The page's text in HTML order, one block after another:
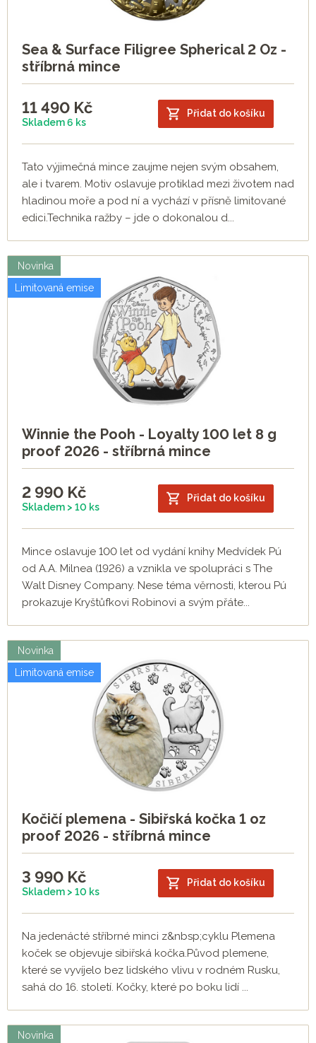
Sea & Surface Filigree Spherical 2 Oz -
stříbrná mince
11 490 Kč
Skladem 6 ks
Přidat do košíku
Tato výjimečná mince zaujme nejen svým obsahem,
ale i tvarem. Motiv oslavuje protiklad mezi životem nad
hladinou moře a pod ní a vychází v přísně limitované
edici.Technika ražby – jde o dokonalou d...
Novinka
Limitovaná emise
Winnie the Pooh - Loyalty 100 let 8 g
proof 2026 - stříbrná mince
2 990 Kč
Skladem > 10 ks
Přidat do košíku
Mince oslavuje 100 let od vydání knihy Medvídek Pú
od A.A. Milnea (1926) a vznikla ve spolupráci s The
Walt Disney Company. Nese téma věrnosti, kterou Pú
prokazuje Kryštůfkovi Robinovi a svým přáte...
Novinka
Limitovaná emise
Kočičí plemena - Sibiřská kočka 1 oz
proof 2026 - stříbrná mince
3 990 Kč
Skladem > 10 ks
Přidat do košíku
Na jedenácté stříbrné minci z&nbsp;cyklu Plemena
koček se objevuje sibiřská kočka.Původ plemene,
které se vyvíjelo bez lidského vlivu v rodném Rusku,
sahá do 16. století. Kočky, které po boku lidí ...
Novinka